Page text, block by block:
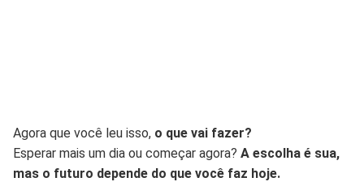
Agora que você leu isso, o que vai fazer?
Esperar mais um dia ou começar agora? A escolha é sua,
mas o futuro depende do que você faz hoje.